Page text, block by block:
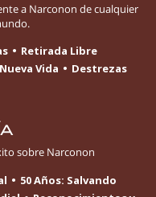
a Narconon de cualquier
Retirada Libre
Vida
Destrezas
sobre Narconon
50 Años: Salvando